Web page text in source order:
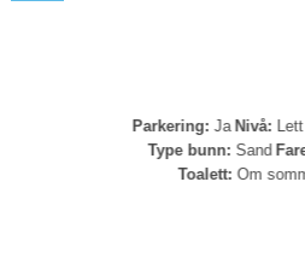
Parkering:Ja Nivå: Lett
Type bunn: Sand
Toalett:Om